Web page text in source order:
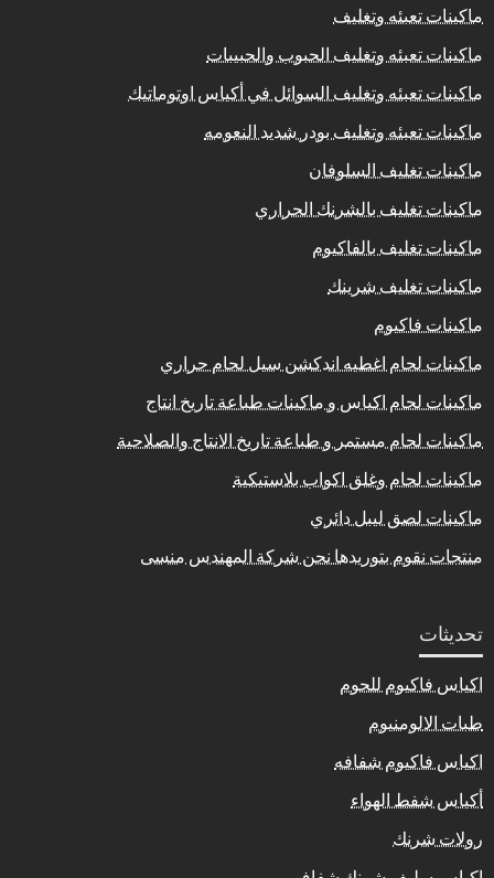
ماكينات تعبئه وتغليف
ماكينات تعبئه وتغليف الحبوب والحبيبات
ماكينات تعبئه وتغليف السوائل في أكياس اوتوماتيك
ماكينات تعبئه وتغليف بودر شديد النعومه
ماكينات تغليف السلوفان
ماكينات تغليف بالشرنك الحراري
ماكينات تغليف بالفاكيوم
ماكينات تغليف شرينك
ماكينات فاكيوم
ماكينات لحام اغطيه اندكشن سيل لحام حراري
ماكينات لحام اكياس و ماكينات طباعة تاريخ انتاج
ماكينات لحام مستمر و طباعة تاريخ الانتاج والصلاحية
ماكينات لحام وغلق اكواب بلاستيكية
ماكينات لصق ليبل دائري
منتجات نقوم بتوريدها نحن شركة المهندس منسى
تحديثات
اكياس فاكيوم للحوم
طبات الالومنيوم
اكياس فاكيوم شفافه
أكياس شفط الهواء
رولات شرنك